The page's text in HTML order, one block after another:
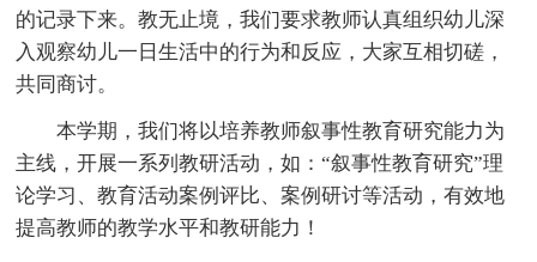
的记录下来。教无止境，我们要求教师认真组织幼儿深
入观察幼儿一日生活中的行为和反应，大家互相切磋，
共同商讨。
本学期，我们将以培养教师叙事性教育研究能力为
主线，开展一系列教研活动，如：“叙事性教育研究”理
论学习、教育活动案例评比、案例研讨等活动，有效地
提高教师的教学水平和教研能力！